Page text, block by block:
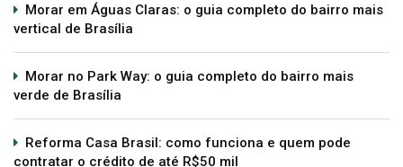
Morar em Águas Claras: o guia completo do bairro mais
vertical de Brasília
Morar no Park Way: o guia completo do bairro mais
verde de Brasília
Reforma Casa Brasil: como funciona e quem pode
contratar o crédito de até R$50 mil